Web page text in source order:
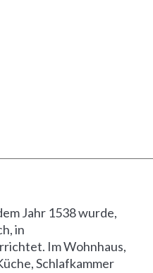
Jahr 1538 wurde,
in
Im Wohnhaus,
Schlafkammer